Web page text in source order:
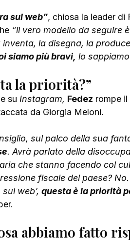
sul web”, chiosa la leader di
“il vero modello da seguire
inventa, la disegna, la
siamo più bravi, lo
la priorità?”
su Instagram, Fedez rompe
da Giorgia Meloni.
sul palco della sua
. Avrà parlato della
che stanno facendo col
fiscale del paese?
web’, questa è la priorità
abbiamo fatto